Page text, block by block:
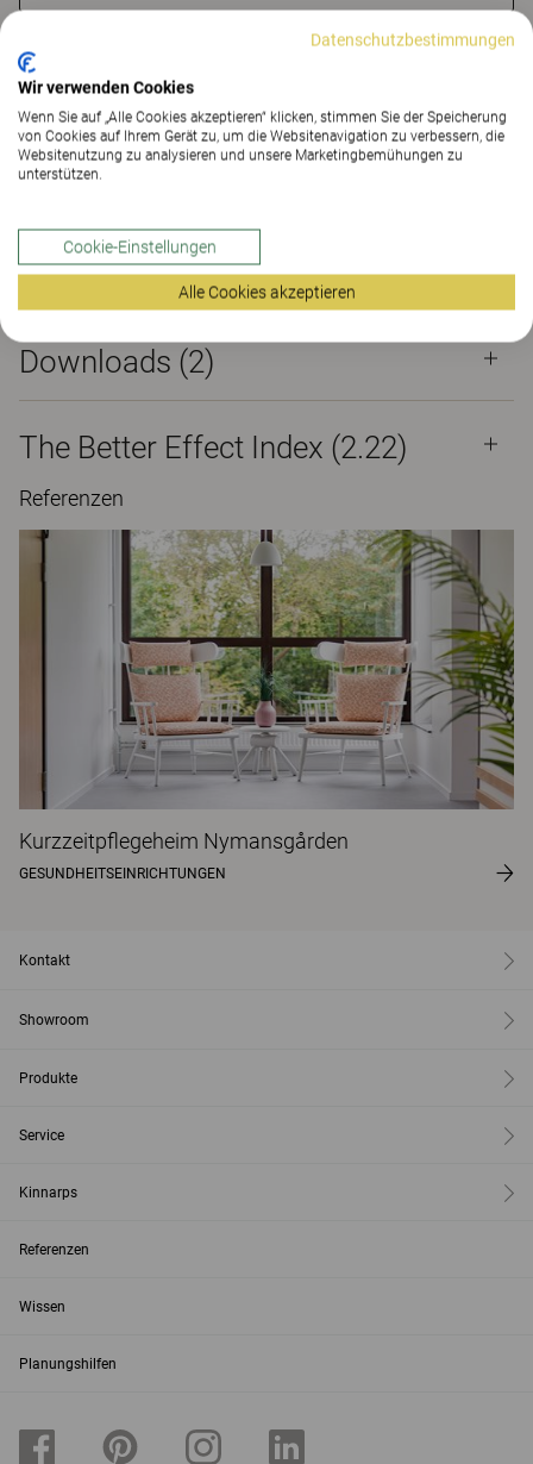
Materialien
Zertifikate
Materialien
Downloads (2)
The Better Effect Index (2.22)
Referenzen
Kurzzeitpflegeheim Nymansgården
GESUNDHEITSEINRICHTUNGEN
Kontakt
Showroom
Produkte
Service
Kinnarps
Referenzen
Wissen
Planungshilfen
Datenschutzbestimmungen
Wir verwenden Cookies
Wenn Sie auf „Alle Cookies akzeptieren“ klicken, stimmen Sie der Speicherung
von Cookies auf Ihrem Gerät zu, um die Websitenavigation zu verbessern, die
Websitenutzung zu analysieren und unsere Marketingbemühungen zu
unterstützen.
Cookie-Einstellungen
Alle Cookies akzeptieren